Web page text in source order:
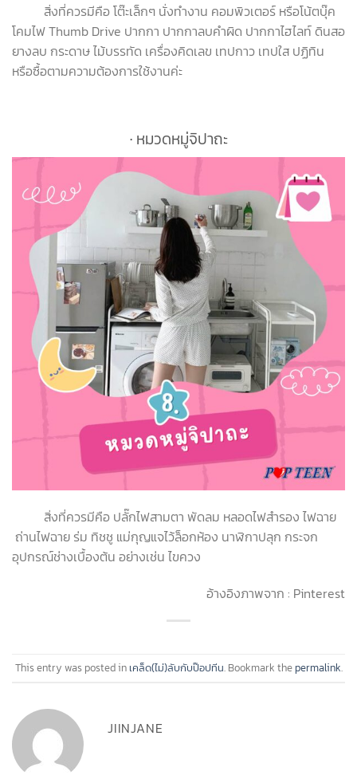
สิ่งที่ควรมีคือ โต๊ะเล็กๆ นั่งทำงาน คอมพิวเตอร์ หรือโน้ตบุ๊ค
โคมไฟ Thumb Drive ปากกา ปากกาลบคำผิด ปากกาไฮไลท์ ดินสอ
ยางลบ กระดาษ ไม้บรรทัด เครื่องคิดเลข เทปกาว เทปใส ปฏิทิน
หรือซื้อตามความต้องการใช้งานค่ะ
∙ หมวดหมู่จิปาถะ
สิ่งที่ควรมีคือ ปลั๊กไฟสามตา พัดลม หลอดไฟสำรอง ไฟฉาย
ถ่านไฟฉาย ร่ม ทิชชู แม่กุญแจไว้ล็อกห้อง นาฬิกาปลุก กระจก
อุปกรณ์ช่างเบื้องต้น อย่างเช่น ไขควง
อ้างอิงภาพจาก : Pinterest
This entry was posted in เคล็ด(ไม่)ลับกับป๊อปทีน. Bookmark the permalink.
JIINJANE